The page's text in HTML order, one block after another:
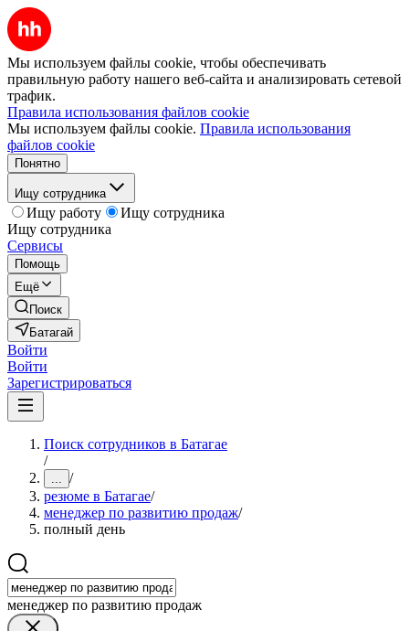
Мы используем файлы cookie, чтобы обеспечивать
правильную работу нашего веб-сайта и анализировать сетевой
трафик.
Правила использования файлов cookie
Мы используем файлы cookie. Правила использования
файлов cookie
Понятно
Ищу сотрудника
Ищу работу
Ищу сотрудника
Ищу сотрудника
Сервисы
Помощь
Ещё
Поиск
Батагай
Войти
Войти
Зарегистрироваться
Поиск сотрудников в Батагае
/
... /
резюме в Батагае/
менеджер по развитию продаж/
полный день
менеджер по развитию продаж